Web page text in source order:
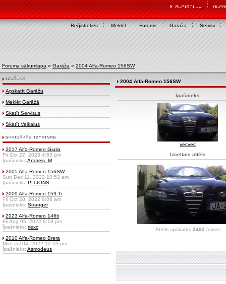
Reģistrēties Meklēt Forums Garāža Servisi
Foruma sākumlapa » Garāža » 2004 Alfa-Romeo 156SW
Apskatīt Garāžu
Meklēt Garāžā
Skatīt Servisus
Skatīt Veikalus
2017 Alfa-Romeo Giulia
Fri Oct 27, 2023 4:53 pm
Īpašnieks: Andrejs_M
2005 Alfa-Romeo 156SW
Sun Dec 11, 2022 10:52 am
Īpašnieks: PITJONS
2009 Alfa-Romeo 159 Ti
Fri Oct 28, 2022 9:06 am
Īpašnieks: Stranger
2023 Alfa-Romeo 146ti
Fri Aug 05, 2022 8:18 pm
Īpašnieks: riexc
2010 Alfa-Romeo Brera
Mon Jul 04, 2022 12:59 pm
Īpašnieks: Asmodeus
2004 Alfa-Romeo 156SW
Īpašnieks
vecvec
Izceltais attēls
Attēls apskatīts 2492 reizes